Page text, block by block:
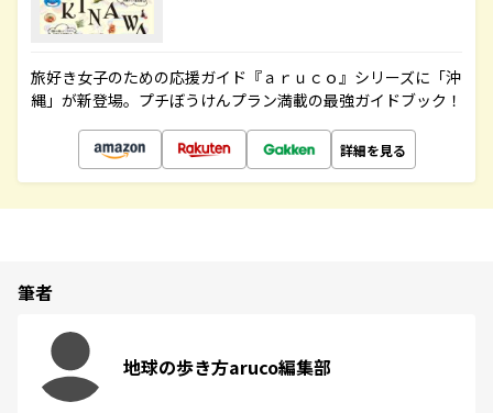
旅好き女子のための応援ガイド『ａｒｕｃｏ』シリーズに「沖
縄」が新登場。プチぼうけんプラン満載の最強ガイドブック！
詳細を見る
筆者
地球の歩き方aruco編集部